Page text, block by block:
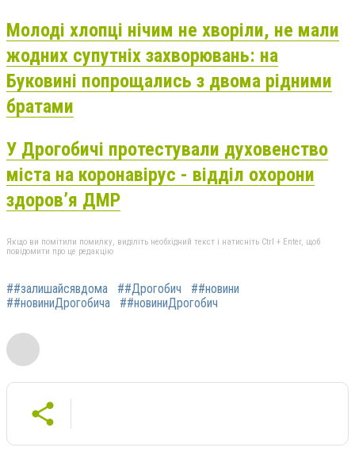
Молоді хлопці нічим не хворіли, не мали
жодних супутніх захворювань: на
Буковині попрощались з двома рідними
братами
У Дрогобичі протестували духовенство
міста на коронавірус - відділ охорони
здоров’я ДМР
Якщо ви помітили помилку, виділіть необхідний текст і натисніть Ctrl + Enter, щоб
повідомити про це редакцію
##залишайсявдома ##Дрогобич
##новини
##новиниДрогобича
##новиниДрогобич